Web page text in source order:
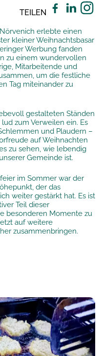
TEILEN
erlebte einen
kleiner Weihnachtsbasar
Werbung fanden
zu einem wundervollen
Mitarbeitende und
um die festliche
Tag miteinander zu
gestalteten Ständen
zum Verweilen ein. Es
und Plaudern –
auf Weihnachten
zu sehen, wie lebendig
Gemeinde ist.
im Sommer war der
der das
weiter gestärkt hat. Es ist
Teil dieser
besonderen Momente zu
auf weitere
zusammenbringen.